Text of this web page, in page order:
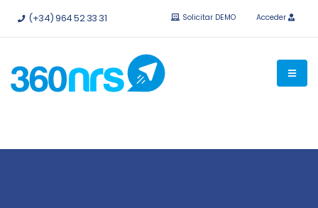
Pruébalo gratis sin compromiso. API e integraciones
(+34) 964 52 33 31 Solicitar DEMO Acceder